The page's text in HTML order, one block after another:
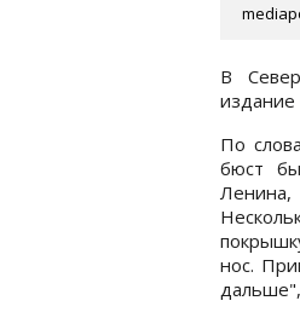
В
издание
По
бюст
нос.